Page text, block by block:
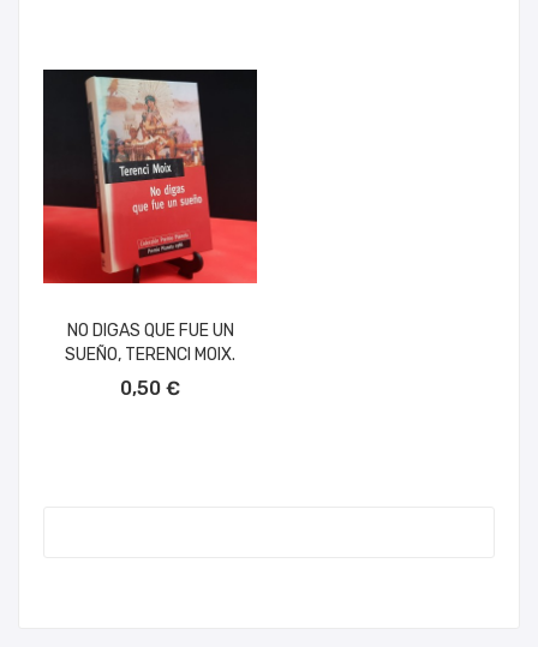
NO DIGAS QUE FUE UN
SUEÑO, TERENCI MOIX.
0,50 €